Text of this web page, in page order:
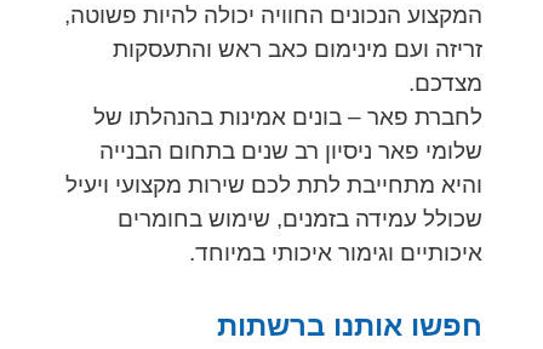
המקצוע הנכונים החוויה יכולה להיות פשוטה,
זריזה ועם מינימום כאב ראש והתעסקות
מצדכם.
לחברת פאר – בונים אמינות בהנהלתו של
שלומי פאר ניסיון רב שנים בתחום הבנייה
והיא מתחייבת לתת לכם שירות מקצועי ויעיל
שכולל עמידה בזמנים, שימוש בחומרים
איכותיים וגימור איכותי במיוחד.
חפשו אותנו ברשתות